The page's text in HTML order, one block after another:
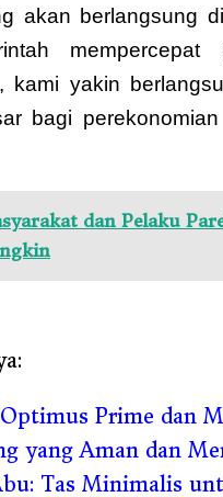
akan berlangsung
mempercepat
yakin
bagi
dan Pelaku
Prime dan
yang Aman dan
Tas Minimalis